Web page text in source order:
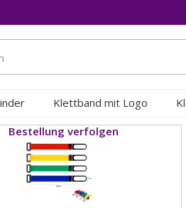
Klettband mit Logo
Bestellung verfolgen